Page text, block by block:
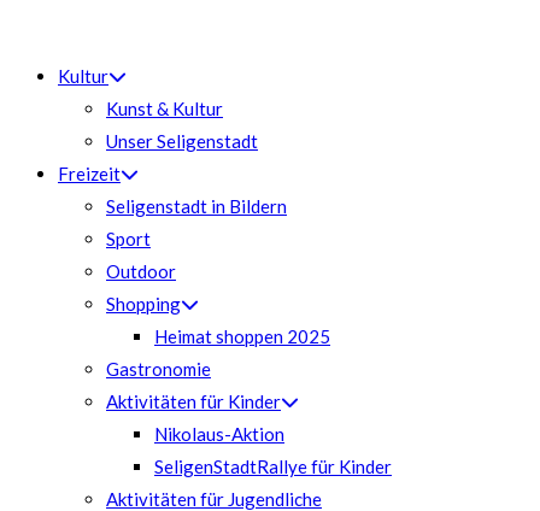
springen
Kultur
Kunst & Kultur
Unser Seligenstadt
Freizeit
Seligenstadt in Bildern
Sport
Outdoor
Shopping
Heimat shoppen 2025
Gastronomie
Aktivitäten für Kinder
Nikolaus-Aktion
SeligenStadtRallye für Kinder
Aktivitäten für Jugendliche